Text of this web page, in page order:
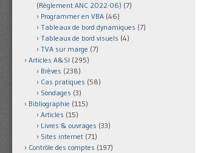
(Règlement ANC 2022-06) (7)
Programmer en VBA (46)
Tableaux de bord dynamiques (7)
Tableaux de bord visuels (4)
TVA sur marge (7)
Articles A&SI (295)
Brèves (238)
Cas pratiques (58)
Sondages (3)
Bibliographie (115)
Articles (15)
Livres & ouvrages (33)
Sites internet (71)
Contrôle des comptes (197)